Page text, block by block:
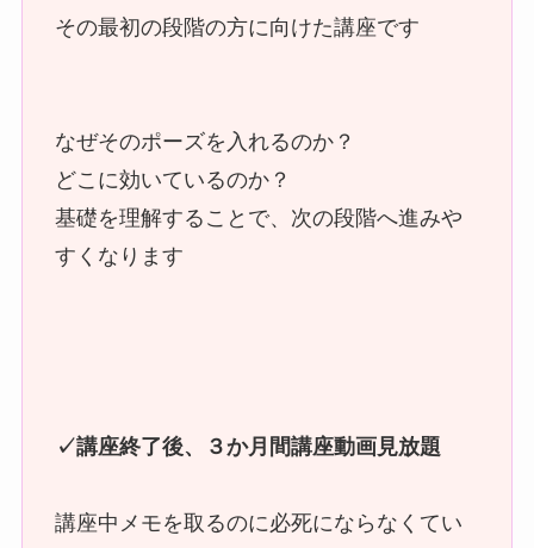
その最初の段階の方に向けた講座です
なぜそのポーズを入れるのか？
どこに効いているのか？
基礎を理解することで、次の段階へ進みや
すくなります
✓講座終了後、３か月間講座動画見放題
講座中メモを取るのに必死にならなくてい